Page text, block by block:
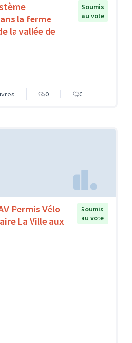
la ferme
la vallée de
Soumis
au vote
0 0
Permis Vélo
La Ville aux
Soumis
au vote